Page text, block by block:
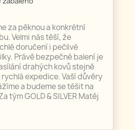
za pěknou a konkrétní
Velmi nás těší, že
doručení i pečlivé
Právě bezpečné balení je
drahých kovů stejně
expedice. Vaší důvěry
a budeme se těšit na
tým GOLD & SILVER Matěj